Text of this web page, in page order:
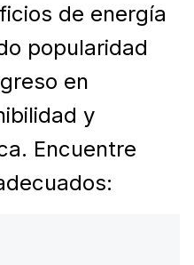
de energía
popularidad
en
y
Encuentre